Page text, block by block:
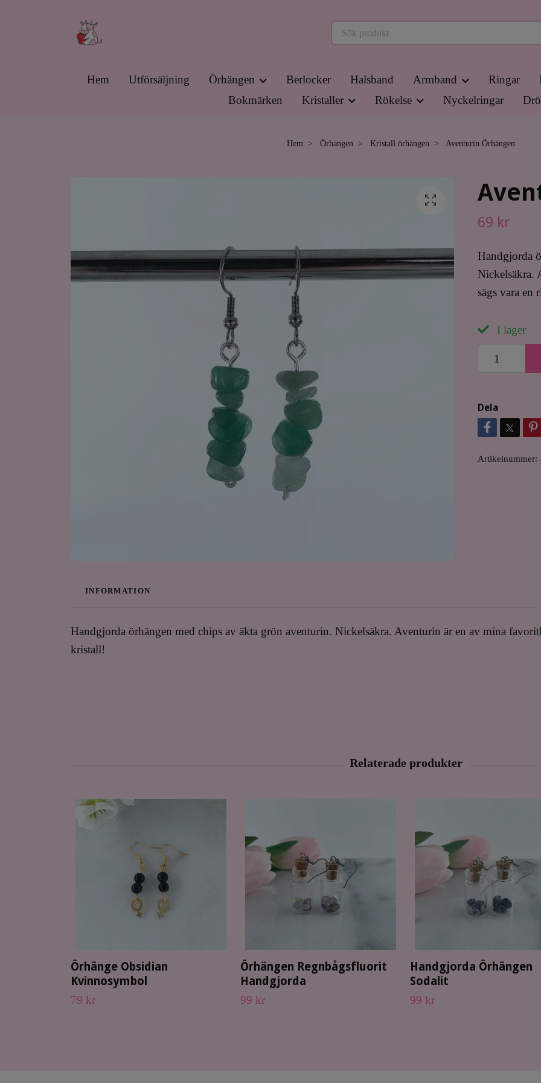
Hem Utförsäljning Örhängen Berlocker Halsband Armband Ringar
Bokmärken
Kristaller Rökelse Nyckelringar
Hem Örhängen Kristall örhängen Aventurin Örhängen
69 kr
Handgjorda
Nickelsäkra.
sägs vara
I lager
Dela
Artikelnummer:
INFORMATION
Handgjorda örhängen med chips av äkta grön aventurin. Nickelsäkra. Aventurin är en av mina
kristall!
Örhänge Obsidian
Kvinnosymbol
79 kr
Örhängen Regnbågsfluorit
Handgjorda
99 kr
Handgjorda Örhängen
Sodalit
99 kr